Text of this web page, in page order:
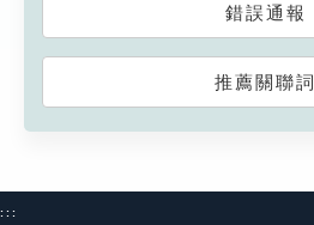
錯誤通報
推薦關聯詞
:::